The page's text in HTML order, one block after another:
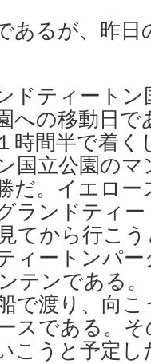
あるが、昨
ドティート
への移動日
時間半で着
国立公園の
だ。イエロ
ランドティ
てから行こ
ィートンパ
テンである
で渡り、向
スである。
こうと予定し